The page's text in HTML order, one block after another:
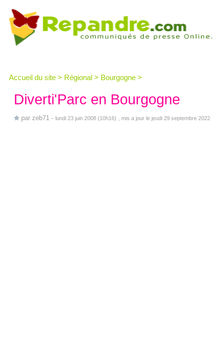
Accueil du site > Régional > Bourgogne >
Diverti'Parc en Bourgogne
par zeb71 - lundi 23 juin 2008 (10h16) , mis a jour le jeudi 29 septembre 2022